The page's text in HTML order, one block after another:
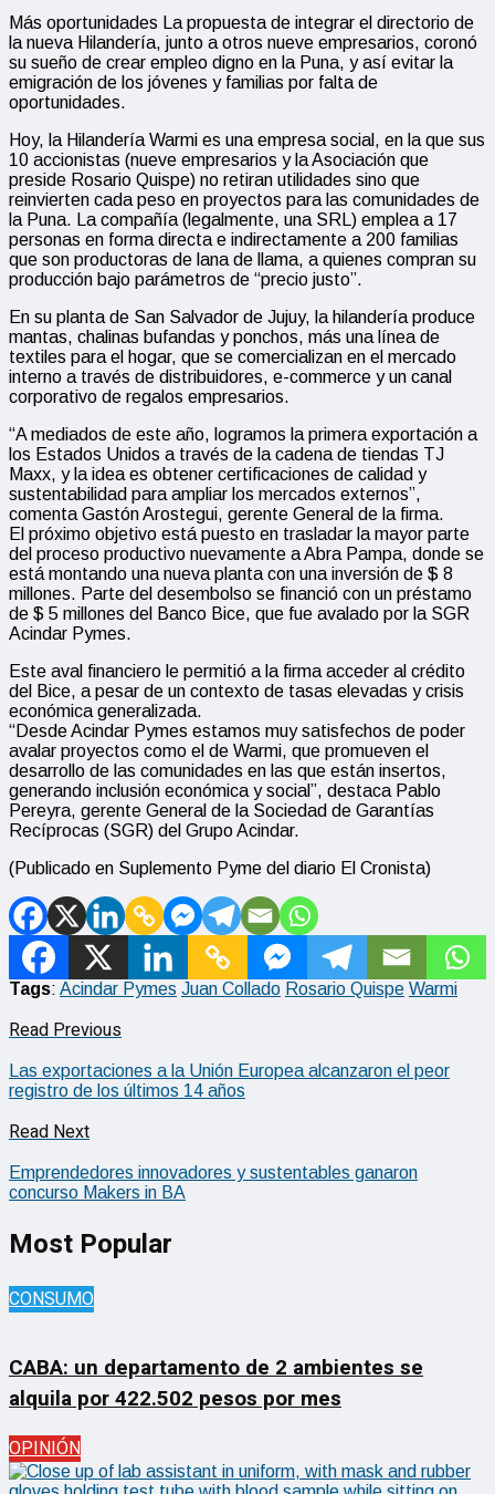
Más oportunidades La propuesta de integrar el directorio de
la nueva Hilandería, junto a otros nueve empresarios, coronó
su sueño de crear empleo digno en la Puna, y así evitar la
emigración de los jóvenes y familias por falta de
oportunidades.
Hoy, la Hilandería Warmi es una empresa social, en la que sus
10 accionistas (nueve empresarios y la Asociación que
preside Rosario Quispe) no retiran utilidades sino que
reinvierten cada peso en proyectos para las comunidades de
la Puna. La compañía (legalmente, una SRL) emplea a 17
personas en forma directa e indirectamente a 200 familias
que son productoras de lana de llama, a quienes compran su
producción bajo parámetros de “precio justo”.
En su planta de San Salvador de Jujuy, la hilandería produce
mantas, chalinas bufandas y ponchos, más una línea de
textiles para el hogar, que se comercializan en el mercado
interno a través de distribuidores, e-commerce y un canal
corporativo de regalos empresarios.
“A mediados de este año, logramos la primera exportación a
los Estados Unidos a través de la cadena de tiendas TJ
Maxx, y la idea es obtener certificaciones de calidad y
sustentabilidad para ampliar los mercados externos”,
comenta Gastón Arostegui, gerente General de la firma.
El próximo objetivo está puesto en trasladar la mayor parte
del proceso productivo nuevamente a Abra Pampa, donde se
está montando una nueva planta con una inversión de $ 8
millones. Parte del desembolso se financió con un préstamo
de $ 5 millones del Banco Bice, que fue avalado por la SGR
Acindar Pymes.
Este aval financiero le permitió a la firma acceder al crédito
del Bice, a pesar de un contexto de tasas elevadas y crisis
económica generalizada.
“Desde Acindar Pymes estamos muy satisfechos de poder
avalar proyectos como el de Warmi, que promueven el
desarrollo de las comunidades en las que están insertos,
generando inclusión económica y social”, destaca Pablo
Pereyra, gerente General de la Sociedad de Garantías
Recíprocas (SGR) del Grupo Acindar.
(Publicado en Suplemento Pyme del diario El Cronista)
Tags: Acindar Pymes Juan Collado Rosario Quispe Warmi
Read Previous
Las exportaciones a la Unión Europea alcanzaron el peor
registro de los últimos 14 años
Read Next
Emprendedores innovadores y sustentables ganaron
concurso Makers in BA
Most Popular
CONSUMO
CABA: un departamento de 2 ambientes se
alquila por 422.502 pesos por mes
OPINIÓN